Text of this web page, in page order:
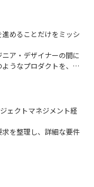
めることだけをミッシ
ア・デザイナーの間に
うなプロダクトを、ど
開発の両面を前に進め
場を固めながら、将来
担っていただく想定で
ナルとして、以下の業
ェクトマネジメント経
を整理し、詳細な要件
ス案件におけるPM/PL
委託）メンバーを含む